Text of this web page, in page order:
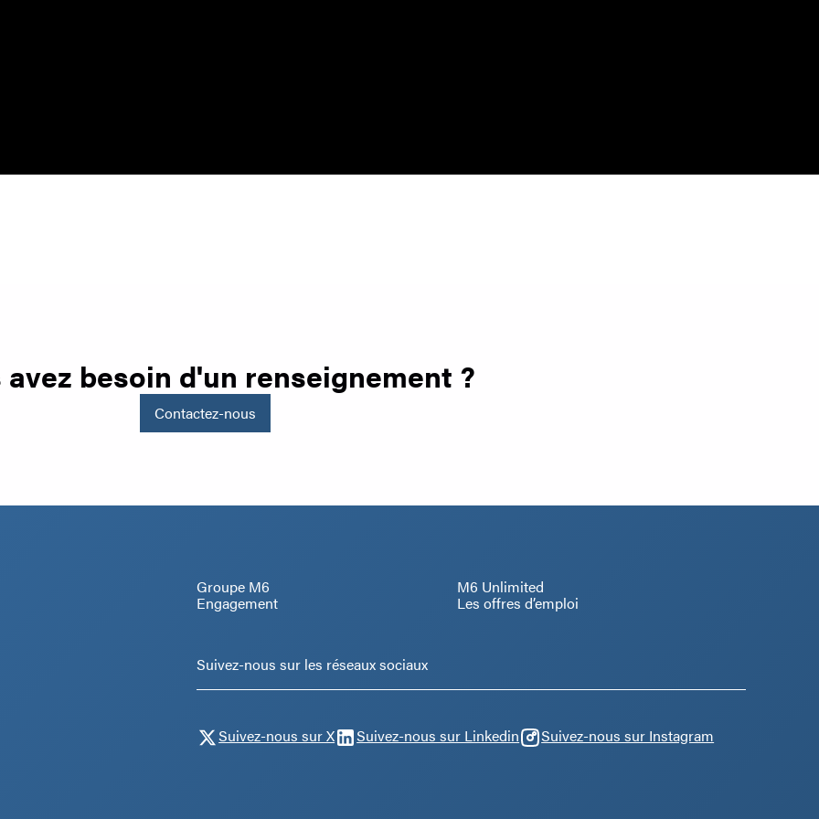
avez besoin d'un renseignement ?
Contactez-nous
Groupe M6
Engagement
M6 Unlimited
Les offres d’emploi
Suivez-nous sur les réseaux sociaux
Suivez-nous sur X Suivez-nous sur Linkedin Suivez-nous sur Instagram